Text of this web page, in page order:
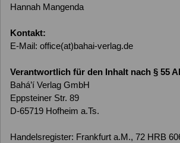
Hannah Mangenda
Kontakt:
E-Mail: office(at)bahai-verlag.de
Verantwortlich für den Inhalt nach § 55
Bahá’í Verlag GmbH
Eppsteiner Str. 89
D-65719 Hofheim a.Ts.
Handelsregister: Frankfurt a.M., 72 HRB